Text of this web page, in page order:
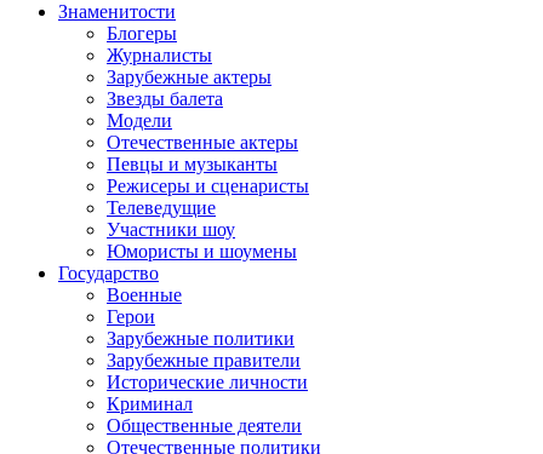
Знаменитости
Блогеры
Журналисты
Зарубежные актеры
Звезды балета
Модели
Отечественные актеры
Певцы и музыканты
Режисеры и сценаристы
Телеведущие
Участники шоу
Юмористы и шоумены
Государство
Военные
Герои
Зарубежные политики
Зарубежные правители
Исторические личности
Криминал
Общественные деятели
Отечественные политики